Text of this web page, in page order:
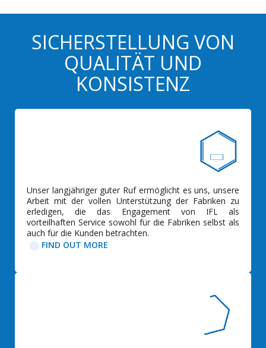
SICHERSTELLUNG VON
QUALITÄT UND
KONSISTENZ
Unser langjähriger guter Ruf ermöglicht es uns, unsere
Arbeit mit der vollen Unterstützung der Fabriken zu
erledigen, die das Engagement von IFL als
vorteilhaften Service sowohl für die Fabriken selbst als
auch für die Kunden betrachten.
FIND OUT MORE